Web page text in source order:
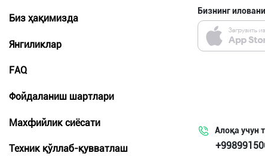
Биз ҳақимизда
Янгиликлар
FAQ
Фойдаланиш шартлари
Махфийлик сиёсати
Техник қўллаб-қувватлаш
Бизнинг
Алоқа учун